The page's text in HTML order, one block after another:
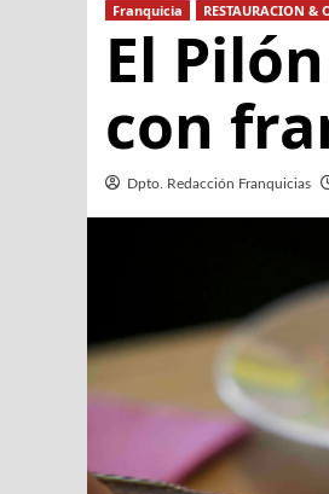
Franquicia RESTAURACION &
El
con
Dpto. Redacción Franquicias